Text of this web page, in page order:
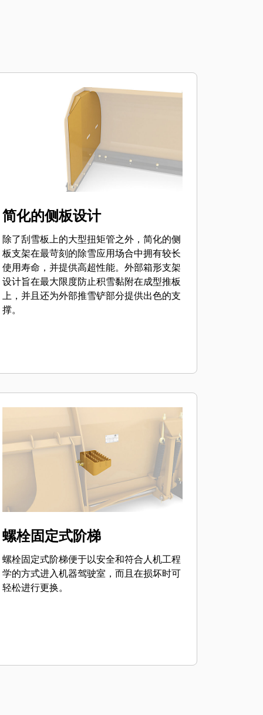
简化的侧板设计
除了刮雪板上的大型扭矩管之外，简化的侧
板支架在最苛刻的除雪应用场合中拥有较长
使用寿命，并提供高超性能。外部箱形支架
设计旨在最大限度防止积雪黏附在成型推板
上，并且还为外部推雪铲部分提供出色的支
撑。
螺栓固定式阶梯
螺栓固定式阶梯便于以安全和符合人机工程
学的方式进入机器驾驶室，而且在损坏时可
轻松进行更换。